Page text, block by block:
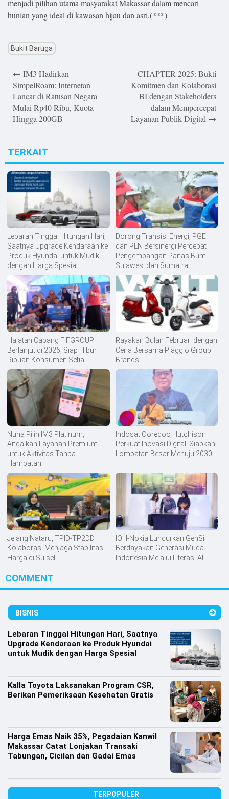
menjadi pilihan utama masyarakat Makassar dalam mencari
hunian yang ideal di kawasan hijau dan asri.(***)
Bukit Baruga
navigation
← IM3 Hadirkan
SimpelRoam: Internetan
Lancar di Ratusan Negara
Mulai Rp40 Ribu, Kuota
Hingga 200GB
CHAPTER 2025: Bukti
Komitmen dan Kolaborasi
BI dengan Stakeholders
dalam Mempercepat
Layanan Publik Digital →
TERKAIT
Lebaran Tinggal Hitungan Hari,
Saatnya Upgrade Kendaraan ke
Produk Hyundai untuk Mudik
dengan Harga Spesial
Dorong Transisi Energi, PGE
dan PLN Bersinergi Percepat
Pengembangan Panas Bumi
Sulawesi dan Sumatra
Hajatan Cabang FIFGROUP
Berlanjut di 2026, Siap Hibur
Ribuan Konsumen Setia
Rayakan Bulan Februari dengan
Ceria Bersama Piaggio Group
Brands
Nuna Pilih IM3 Platinum,
Andalkan Layanan Premium
untuk Aktivitas Tanpa
Hambatan
Indosat Ooredoo Hutchison
Perkuat Inovasi Digital, Siapkan
Lompatan Besar Menuju 2030
Jelang Nataru, TPID-TP2DD
Kolaborasi Menjaga Stabilitas
Harga di Sulsel
IOH-Nokia Luncurkan GenSi
Berdayakan Generasi Muda
Indonesia Melalui Literasi AI
COMMENT
BISNIS
Lebaran Tinggal Hitungan Hari, Saatnya
Upgrade Kendaraan ke Produk Hyundai
untuk Mudik dengan Harga Spesial
Kalla Toyota Laksanakan Program CSR,
Berikan Pemeriksaan Kesehatan Gratis
Harga Emas Naik 35%, Pegadaian Kanwil
Makassar Catat Lonjakan Transaki
Tabungan, Cicilan dan Gadai Emas
TERPOPULER